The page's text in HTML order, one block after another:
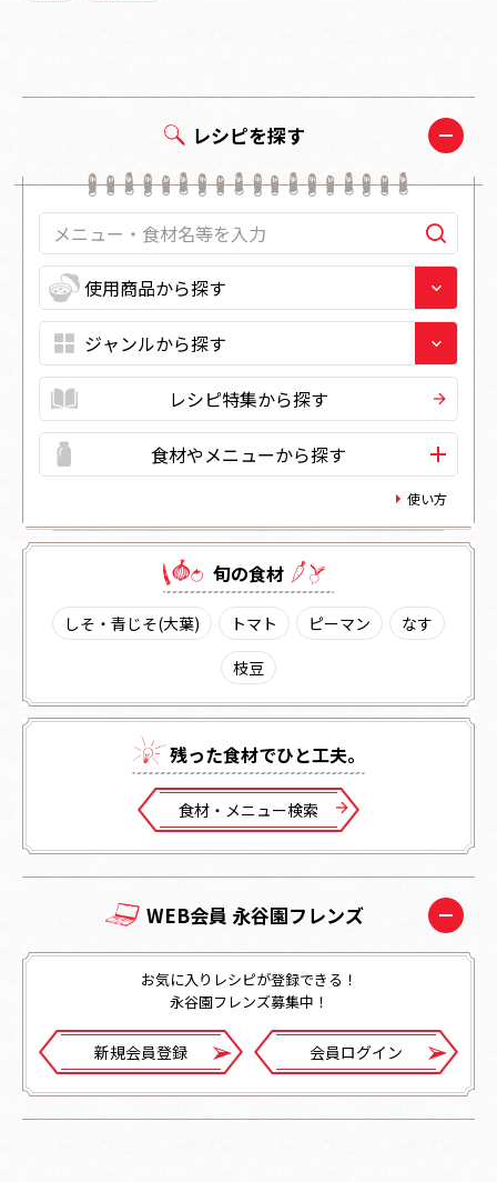
レシピを探す
レシピ特集から探す
食材やメニューから探す
使い方
旬の⾷材
しそ・青じそ(大葉) トマト ピーマン
なす
枝豆
残った⾷材でひと⼯夫。
⾷材・メニュー検索
WEB会員 永谷園フレンズ
お気に入りレシピが登録できる！
永谷園フレンズ募集中！
新規会員登録 会員ログイン